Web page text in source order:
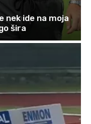
nek ide na moja
šira